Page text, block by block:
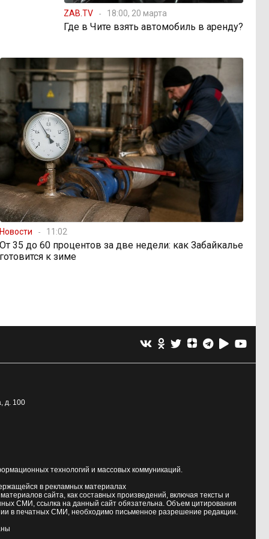
ZAB.TV 18:00, 20 марта
Где в Чите взять автомобиль в аренду?
Новости 11:02
От 35 до 60 процентов за две недели: как Забайкалье
готовится к зиме
д. 100
технологий и массовых коммуникаций.
в рекламных материалах
сайта, как составных произведений, включая тексты и
СМИ, ссылка на данный сайт обязательна. Объем цитирования
в печатных СМИ, необходимо письменное разрешение редакции.